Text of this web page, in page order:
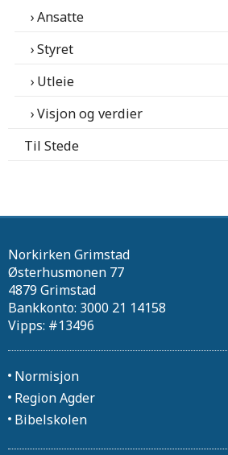
Ansatte
Styret
Utleie
Visjon og verdier
Til Stede
Norkirken Grimstad
Østerhusmonen 77
4879 Grimstad
Bankkonto: 3000 21 14158
Vipps: #13496
Normisjon
Region Agder
Bibelskolen